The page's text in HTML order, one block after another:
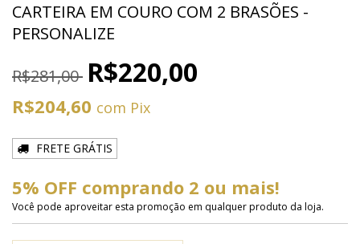
CARTEIRA EM COURO COM 2 BRASÕES -
PERSONALIZE
R$281,00 R$220,00
R$204,60 com Pix
FRETE GRÁTIS
5% OFF comprando 2 ou mais!
Você pode aproveitar esta promoção em qualquer produto da loja.